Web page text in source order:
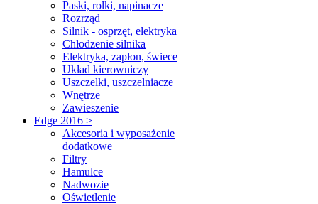
Paski, rolki, napinacze
Rozrząd
Silnik - osprzęt, elektryka
Chłodzenie silnika
Elektryka, zapłon, świece
Układ kierowniczy
Uszczelki, uszczelniacze
Wnętrze
Zawieszenie
Edge 2016 >
Akcesoria i wyposażenie
dodatkowe
Filtry
Hamulce
Nadwozie
Oświetlenie